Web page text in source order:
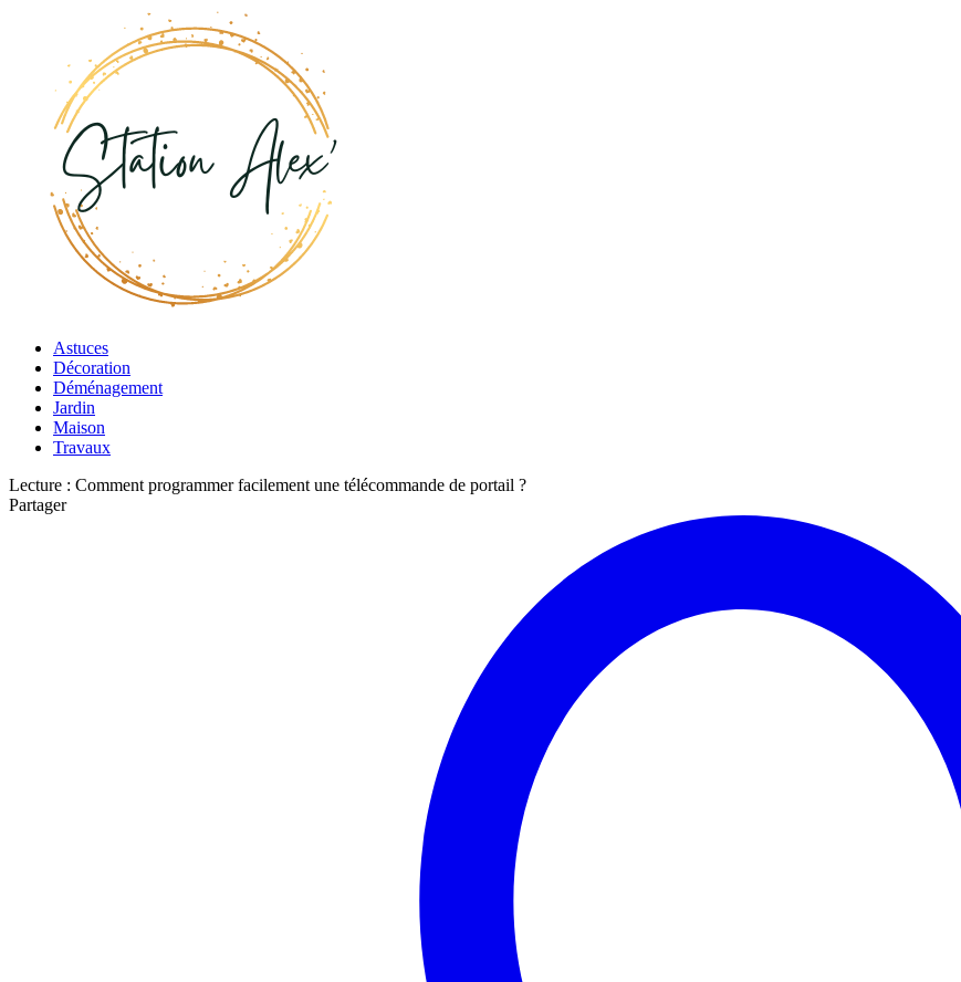
Astuces
Décoration
Déménagement
Jardin
Maison
Travaux
Lecture : Comment programmer facilement une télécommande de portail ?
Partager